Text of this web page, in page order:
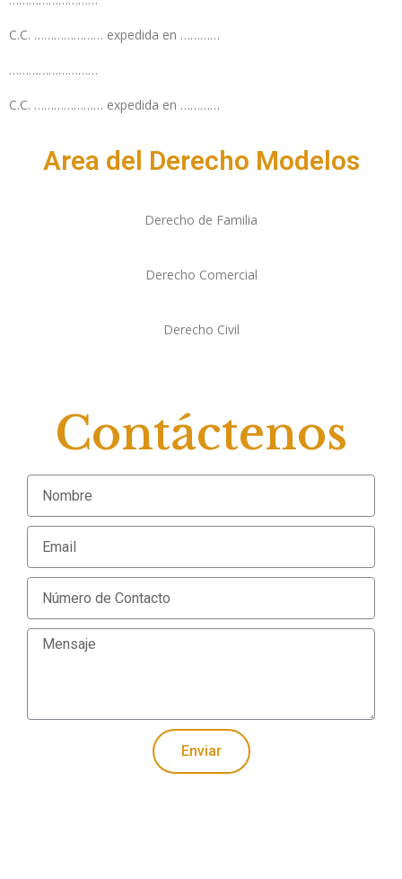
C.C. ………………… expedida en …………
………………………
C.C. ………………… expedida en …………
Area del Derecho Modelos
Derecho de Familia
Derecho Comercial
Derecho Civil
Contáctenos
Enviar